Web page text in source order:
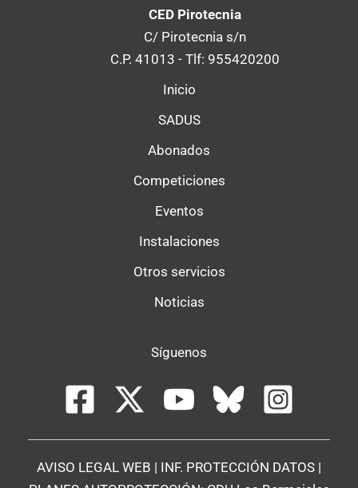
CED Pirotecnia
C/ Pirotecnia s/n
C.P. 41013 - Tlf: 955420200
Inicio
SADUS
Abonados
Competiciones
Eventos
Instalaciones
Otros servicios
Noticias
Síguenos
AVISO LEGAL WEB | INF. PROTECCIÓN DATOS |